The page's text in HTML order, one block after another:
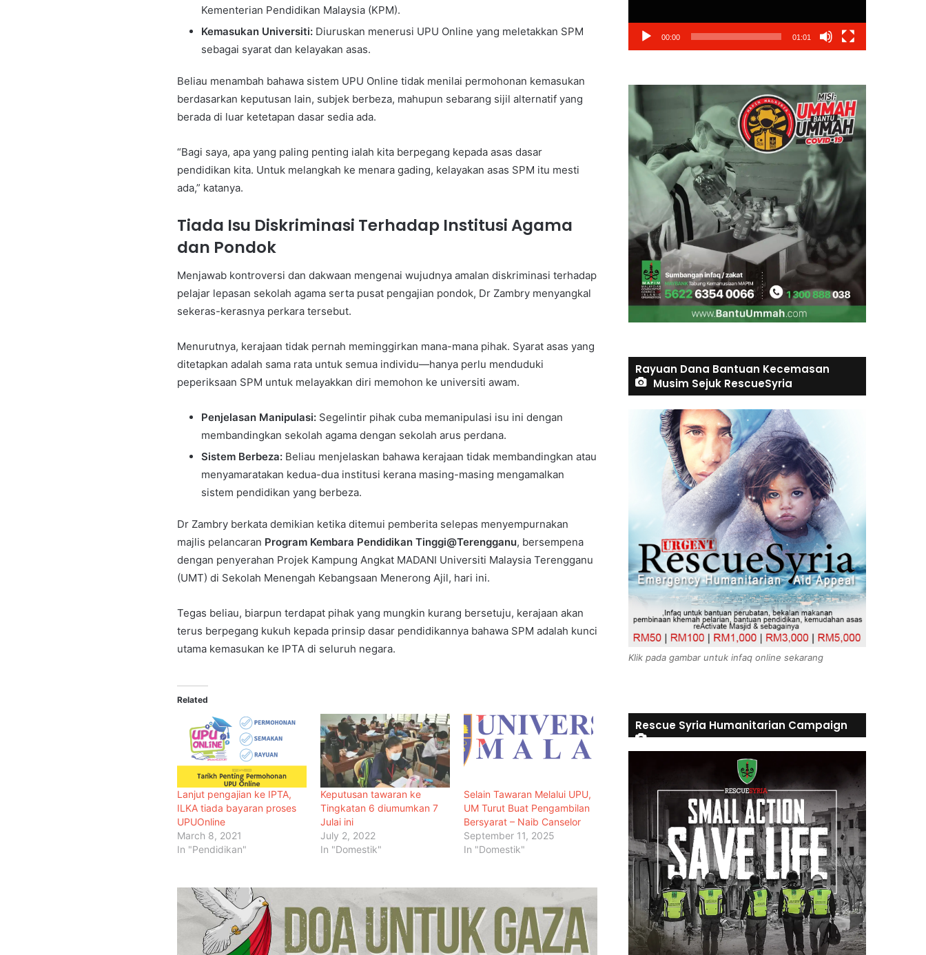
Kementerian Pendidikan Malaysia (KPM).
Kemasukan Universiti: Diuruskan menerusi UPU Online yang meletakkan SPM
sebagai syarat dan kelayakan asas.
Beliau menambah bahawa sistem UPU Online tidak menilai permohonan kemasukan
berdasarkan keputusan lain, subjek berbeza, mahupun sebarang sijil alternatif yang
berada di luar ketetapan dasar sedia ada.
“Bagi saya, apa yang paling penting ialah kita berpegang kepada asas dasar
pendidikan kita. Untuk melangkah ke menara gading, kelayakan asas SPM itu mesti
ada,” katanya.
Tiada Isu Diskriminasi Terhadap Institusi Agama
dan Pondok
Menjawab kontroversi dan dakwaan mengenai wujudnya amalan diskriminasi terhadap
pelajar lepasan sekolah agama serta pusat pengajian pondok, Dr Zambry menyangkal
sekeras-kerasnya perkara tersebut.
Menurutnya, kerajaan tidak pernah meminggirkan mana-mana pihak. Syarat asas yang
ditetapkan adalah sama rata untuk semua individu—hanya perlu menduduki
peperiksaan SPM untuk melayakkan diri memohon ke universiti awam.
Penjelasan Manipulasi: Segelintir pihak cuba memanipulasi isu ini dengan
membandingkan sekolah agama dengan sekolah arus perdana.
Sistem Berbeza: Beliau menjelaskan bahawa kerajaan tidak membandingkan atau
menyamaratakan kedua-dua institusi kerana masing-masing mengamalkan
sistem pendidikan yang berbeza.
Dr Zambry berkata demikian ketika ditemui pemberita selepas menyempurnakan
majlis pelancaran Program Kembara Pendidikan Tinggi@Terengganu, bersempena
dengan penyerahan Projek Kampung Angkat MADANI Universiti Malaysia Terengganu
(UMT) di Sekolah Menengah Kebangsaan Menerong Ajil, hari ini.
Tegas beliau, biarpun terdapat pihak yang mungkin kurang bersetuju, kerajaan akan
terus berpegang kukuh kepada prinsip dasar pendidikannya bahawa SPM adalah kunci
utama kemasukan ke IPTA di seluruh negara.
Related
Lanjut pengajian ke IPTA,
ILKA tiada bayaran proses
UPUOnline
March 8, 2021
In "Pendidikan"
Keputusan tawaran ke
Tingkatan 6 diumumkan 7
Julai ini
July 2, 2022
In "Domestik"
Selain Tawaran Melalui UPU,
UM Turut Buat Pengambilan
Bersyarat – Naib Canselor
September 11, 2025
In "Domestik"
Malaysia Dipilih Jadi Tuan Rumah
Kongres Farmasi Dunia 2027
00:00 01:01
Rayuan Dana Bantuan Kecemasan
Musim Sejuk RescueSyria
Klik pada gambar untuk infaq online sekarang
Rescue Syria Humanitarian Campaign